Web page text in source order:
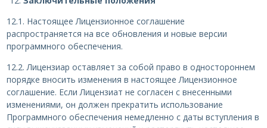
12.1. Настоящее Лицензионное соглашение
распространяется на все обновления и новые версии
программного обеспечения.
12.2. Лицензиар оставляет за собой право в одностороннем
порядке вносить изменения в настоящее Лицензионное
соглашение. Если Лицензиат не согласен с внесенными
изменениями, он должен прекратить использование
Программного обеспечения немедленно с даты вступления в